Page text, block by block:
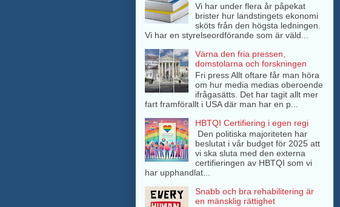
Vi har under flera år påpekat
brister hur landstingets ekonomi
sköts från den högsta ledningen.
Vi har en styrelseordförande som är väld...
Värna den fria pressen,
domstolarna och forskningen
Fri press Allt oftare får man höra
om hur media medias oberoende
ifrågasätts. Det har tagit allt mer
fart framförallt i USA där man har en p...
HBTQI Certifiering i egen regi
Den politiska majoriteten har
beslutat i vår budget för 2025 att
vi ska sluta med den externa
certifieringen av HBTQI som vi
har upphandlat...
Snabb och bra rehabilitering är
en mänsklig rättighet